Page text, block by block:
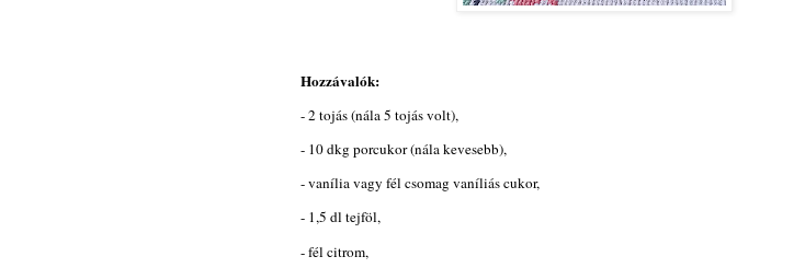
Hozzávalók:
- 2 tojás (nála 5 tojás volt),
- 10 dkg porcukor (nála kevesebb),
- vanília vagy fél csomag vaníliás cukor,
- 1,5 dl tejföl,
- fél citrom,